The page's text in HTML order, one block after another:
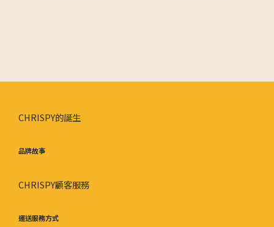
CHRISPY的誕生
品牌故事
CHRISPY顧客服務
運送服務方式